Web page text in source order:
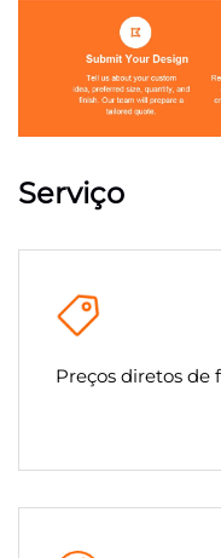
Serviço
Preços diretos de